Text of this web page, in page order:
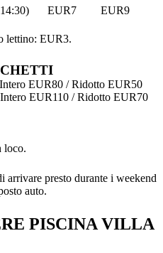
EUR7 EUR9
lettino: EUR3.
Intero EUR80 / Ridotto EUR50
Intero EUR110 / Ridotto EUR70
loco.
arrivare presto durante i weekend
auto.
PISCINA VILLA